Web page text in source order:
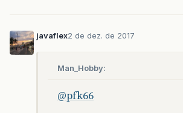
javaflex2 de dez. de 2017
Man_Hobby:
@pfk66